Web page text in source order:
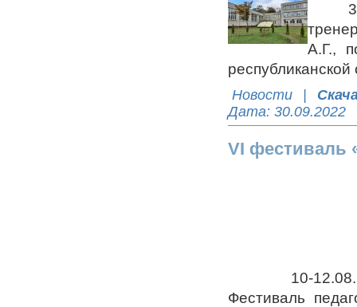
30
А.Г.,
Новости
Дата: 30.09.2022
VI фестиваль
10-
Фестиваль